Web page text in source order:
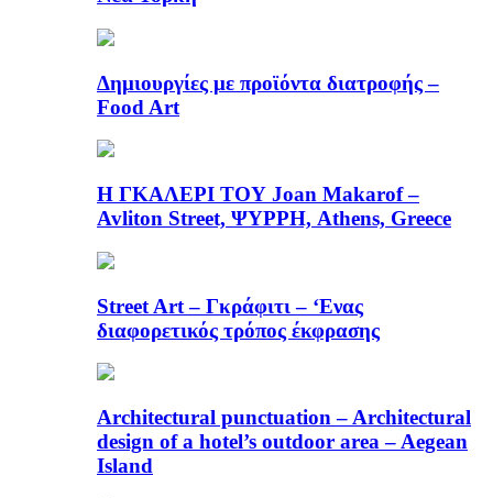
Δημιουργίες με προϊόντα διατροφής –
Food Art
Η ΓΚΑΛΕΡΙ ΤΟΥ Joan Makarof –
Avliton Street, ΨΥΡΡΗ, Athens, Greece
Street Art – Γκράφιτι – ‘Ενας
διαφορετικός τρόπος έκφρασης
Architectural punctuation – Architectural
design of a hotel’s outdoor area – Aegean
Island